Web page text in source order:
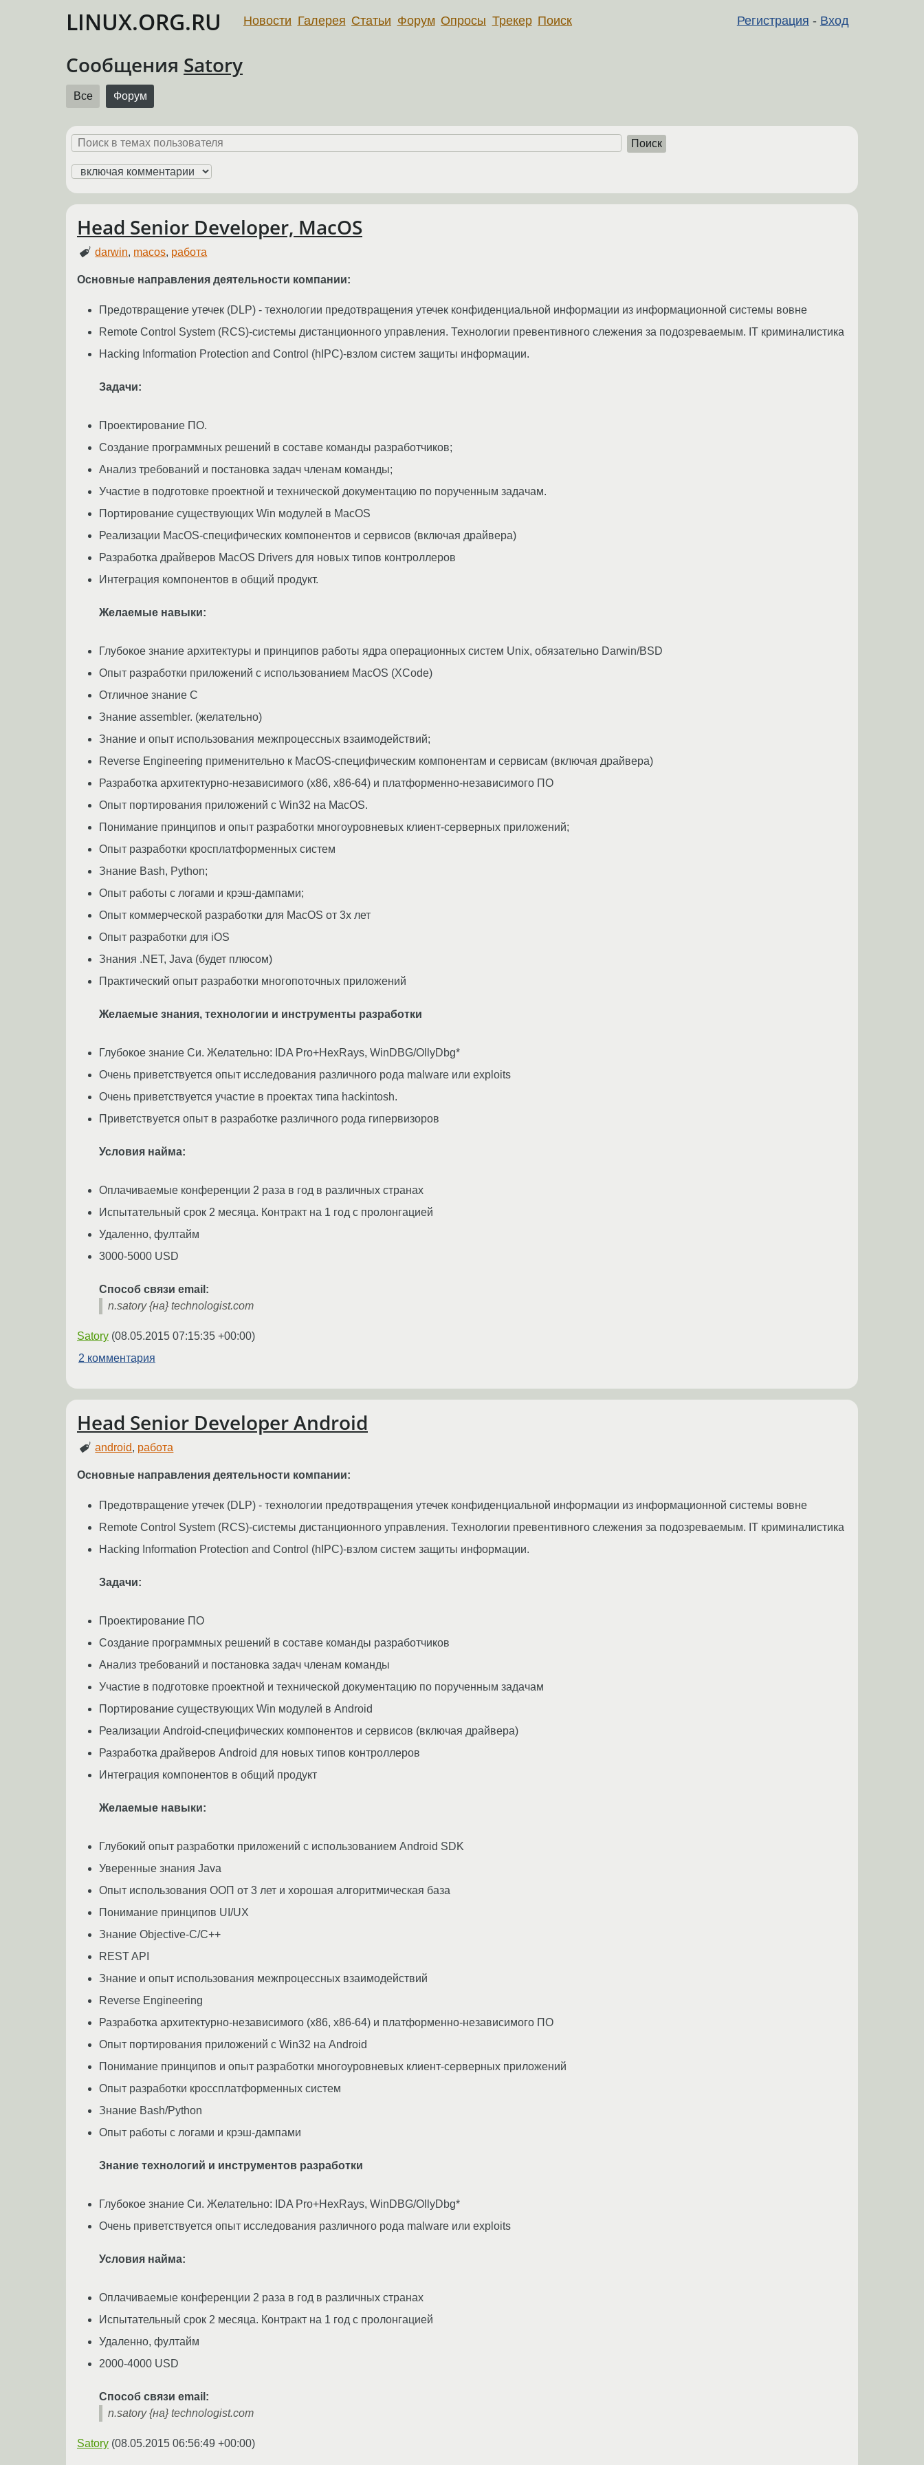
LINUX.ORG.RU Регистрация - Вход
Новости Галерея Статьи Форум Опросы Трекер Поиск
Сообщения Satory
Все Форум
Поиск
Head Senior Developer, MacOS
darwin, macos, работа
Основные направления деятельности компании:
Предотвращение утечек (DLP) - технологии предотвращения утечек конфиденциальной информации из информационной системы вовне
Remote Control System (RCS)-системы дистанционного управления. Технологии превентивного слежения за подозреваемым. IT криминалистика
Hacking Information Protection and Control (hIPC)-взлом систем защиты информации.
Задачи:
Проектирование ПО.
Создание программных решений в составе команды разработчиков;
Анализ требований и постановка задач членам команды;
Участие в подготовке проектной и технической документацию по порученным задачам.
Портирование существующих Win модулей в MacOS
Реализации MacOS-специфических компонентов и сервисов (включая драйвера)
Разработка драйверов MacOS Drivers для новых типов контроллеров
Интеграция компонентов в общий продукт.
Желаемые навыки:
Глубокое знание архитектуры и принципов работы ядра операционных систем Unix, обязательно Darwin/BSD
Опыт разработки приложений с использованием MacOS (XCode)
Отличное знание С
Знание assembler. (желательно)
Знание и опыт использования межпроцессных взаимодействий;
Reverse Engineering применительно к MacOS-специфическим компонентам и сервисам (включая драйвера)
Разработка архитектурно-независимого (x86, x86-64) и платформенно-независимого ПО
Опыт портирования приложений с Win32 на MacOS.
Понимание принципов и опыт разработки многоуровневых клиент-серверных приложений;
Опыт разработки кросплатформенных систем
Знание Bash, Python;
Опыт работы с логами и крэш-дампами;
Опыт коммерческой разработки для MacOS от 3х лет
Опыт разработки для iOS
Знания .NET, Java (будет плюсом)
Практический опыт разработки многопоточных приложений
Желаемые знания, технологии и инструменты разработки
Глубокое знание Си. Желательно: IDA Pro+HexRays, WinDBG/OllyDbg*
Очень приветствуется опыт исследования различного рода malware или exploits
Очень приветствуется участие в проектах типа hackintosh.
Приветствуется опыт в разработке различного рода гипервизоров
Условия найма:
Оплачиваемые конференции 2 раза в год в различных странах
Испытательный срок 2 месяца. Контракт на 1 год с пролонгацией
Удаленно, фултайм
3000-5000 USD
Способ связи email:
n.satory {на} technologist.com
Satory (08.05.2015 07:15:35 +00:00)
2 комментария
Head Senior Developer Android
android, работа
Основные направления деятельности компании:
Предотвращение утечек (DLP) - технологии предотвращения утечек конфиденциальной информации из информационной системы вовне
Remote Control System (RCS)-системы дистанционного управления. Технологии превентивного слежения за подозреваемым. IT криминалистика
Hacking Information Protection and Control (hIPC)-взлом систем защиты информации.
Задачи:
Проектирование ПО
Создание программных решений в составе команды разработчиков
Анализ требований и постановка задач членам команды
Участие в подготовке проектной и технической документацию по порученным задачам
Портирование существующих Win модулей в Android
Реализации Android-специфических компонентов и сервисов (включая драйвера)
Разработка драйверов Android для новых типов контроллеров
Интеграция компонентов в общий продукт
Желаемые навыки:
Глубокий опыт разработки приложений с использованием Android SDK
Уверенные знания Java
Опыт использования ООП от 3 лет и хорошая алгоритмическая база
Понимание принципов UI/UX
Знание Objective-C/C++
REST API
Знание и опыт использования межпроцессных взаимодействий
Reverse Engineering
Разработка архитектурно-независимого (x86, x86-64) и платформенно-независимого ПО
Опыт портирования приложений с Win32 на Android
Понимание принципов и опыт разработки многоуровневых клиент-серверных приложений
Опыт разработки кроссплатформенных систем
Знание Bash/Python
Опыт работы с логами и крэш-дампами
Знание технологий и инструментов разработки
Глубокое знание Си. Желательно: IDA Pro+HexRays, WinDBG/OllyDbg*
Очень приветствуется опыт исследования различного рода malware или exploits
Условия найма:
Оплачиваемые конференции 2 раза в год в различных странах
Испытательный срок 2 месяца. Контракт на 1 год с пролонгацией
Удаленно, фултайм
2000-4000 USD
Способ связи email:
n.satory {на} technologist.com
Satory (08.05.2015 06:56:49 +00:00)